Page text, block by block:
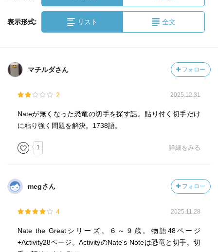
表示形式: リスト 全文
マチルダさん フォロー
2 2025.12.31
Nateが無くなった恐竜の切手を探す話。貼り付く切手だけ
に粘り強く問題を解決。1738語。
1 詳細をみる
megさん フォロー
4 2025.11.28
Nate the Greatシリーズ。６～９歳。物語48ページ
+Activity28ページ。ActivityのNate's Noteは恐竜と切手。切